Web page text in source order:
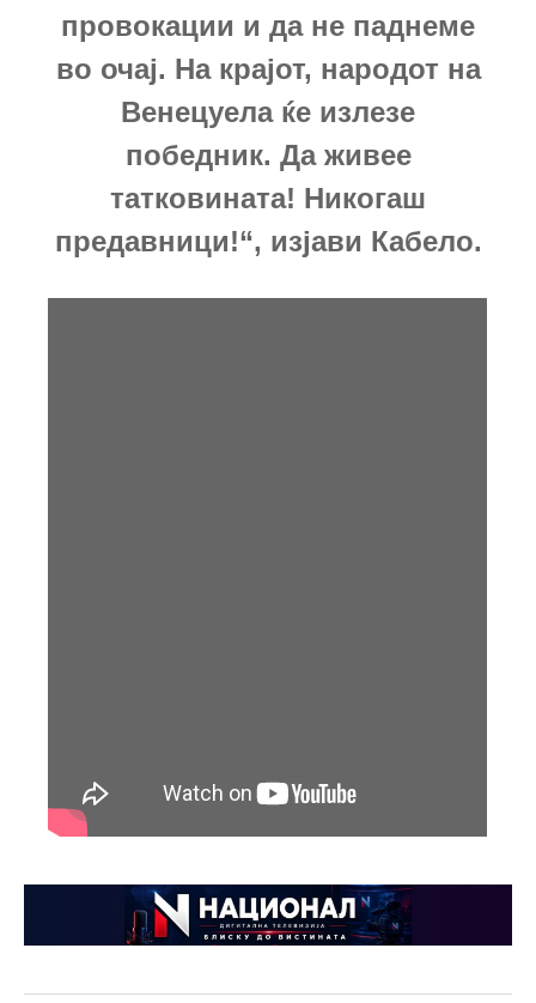
провокации и да не паднеме
во очај. На крајот, народот на
Венецуела ќе излезе
победник. Да живее
татковината! Никогаш
предавници!“, изјави Кабело.